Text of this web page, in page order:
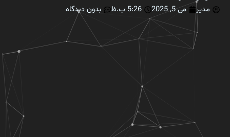
مدیر می 5, 2025 5:26 ب.ظ بدون دیدگاه